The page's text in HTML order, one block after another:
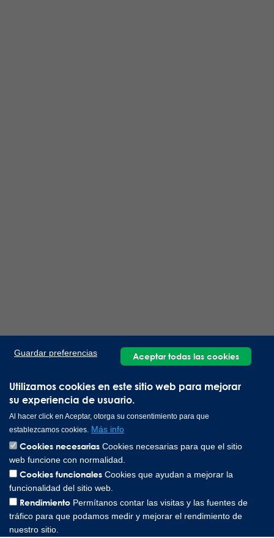
Utilizamos cookies en este sitio web para mejorar
su experiencia de usuario.
Al hacer click en Aceptar, otorga su consentimiento para que
establezcamos cookies. Más info
Cookies necesarias Cookies necesarias para que el sitio
web funcione con normalidad.
Cookies funcionales Cookies que ayudan a mejorar la
funcionalidad del sitio web.
Rendimiento Permítanos contar las visitas y las fuentes de
tráfico para que podamos medir y mejorar el rendimiento de
nuestro sitio.
Guardar preferencias Aceptar todas las cookies